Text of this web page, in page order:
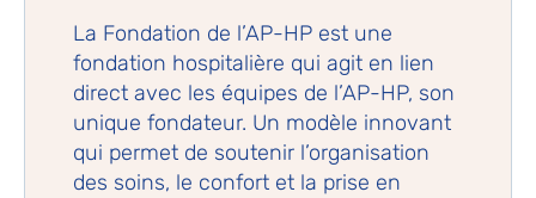
La Fondation de l’AP-HP est une
fondation hospitalière qui agit en lien
direct avec les équipes de l’AP-HP, son
unique fondateur. Un modèle innovant
qui permet de soutenir l’organisation
des soins, le confort et la prise en